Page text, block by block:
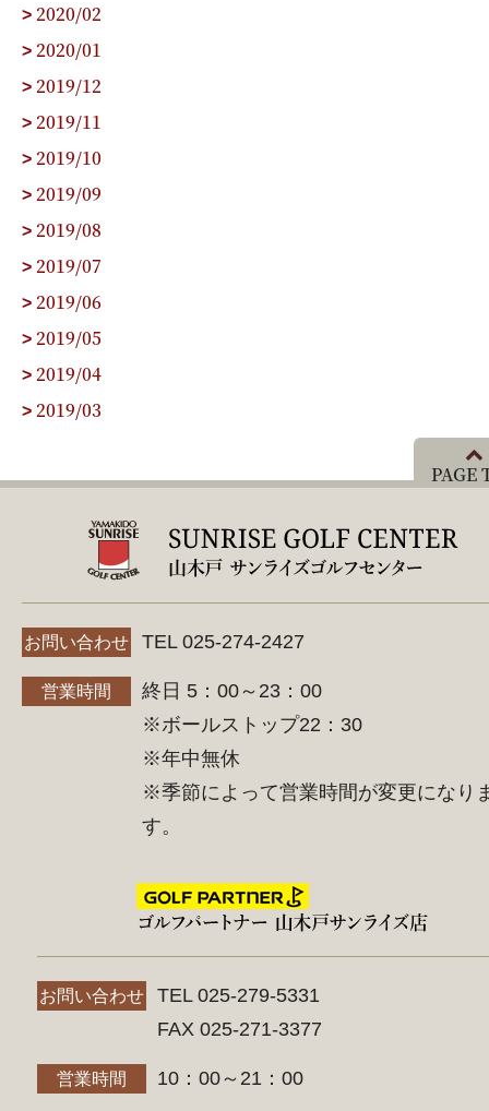
> 2020/02
> 2020/01
> 2019/12
> 2019/11
> 2019/10
> 2019/09
> 2019/08
> 2019/07
> 2019/06
> 2019/05
> 2019/04
> 2019/03
PAGE
お問い合わせ TEL 025-274-2427
営業時間
終日 5：00～23：00
※ボールストップ22：30
※年中無休
※季節によって営業時間が変更になり
す。
お問い合わせ
TEL 025-279-5331
FAX 025-271-3377
営業時間 10：00～21：00